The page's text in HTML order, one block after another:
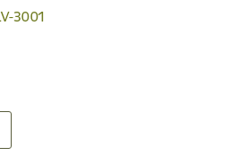
3001